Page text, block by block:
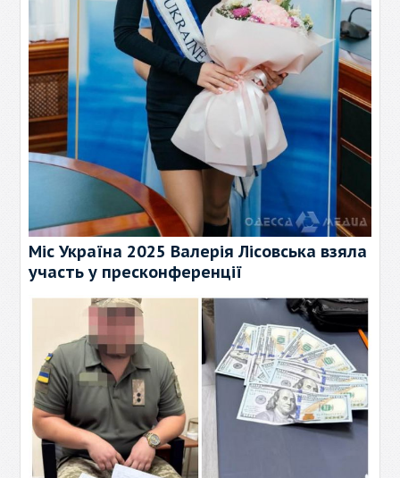
Міс Україна 2025 Валерія Лісовська взяла
участь у пресконференції